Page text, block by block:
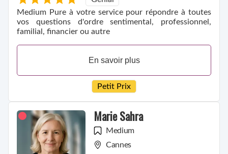
Medium Pure à votre service pour répondre à toutes
vos questions d'ordre sentimental, professionnel,
familial, financier ou autre
En savoir plus
Petit Prix
Marie Sahra
Medium
Cannes